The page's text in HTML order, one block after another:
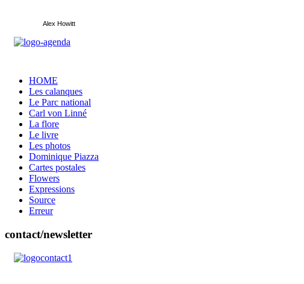
Alex Howitt
HOME
Les calanques
Le Parc national
Carl von Linné
La flore
Le livre
Les photos
Dominique Piazza
Cartes postales
Flowers
Expressions
Source
Erreur
contact/newsletter